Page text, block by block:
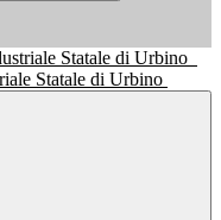
Statale di Urbino